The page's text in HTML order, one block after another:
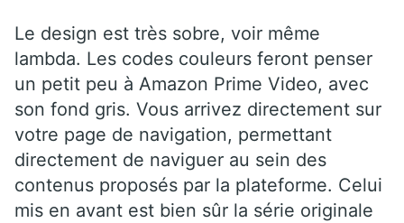
Le design est très sobre, voir même
lambda. Les codes couleurs feront penser
un petit peu à Amazon Prime Video, avec
son fond gris. Vous arrivez directement sur
votre page de navigation, permettant
directement de naviguer au sein des
contenus proposés par la plateforme. Celui
mis en avant est bien sûr la série originale